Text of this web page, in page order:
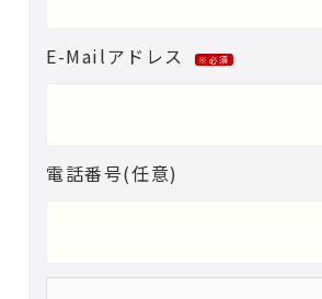
E-Mailアドレス ※必須
電話番号(任意)